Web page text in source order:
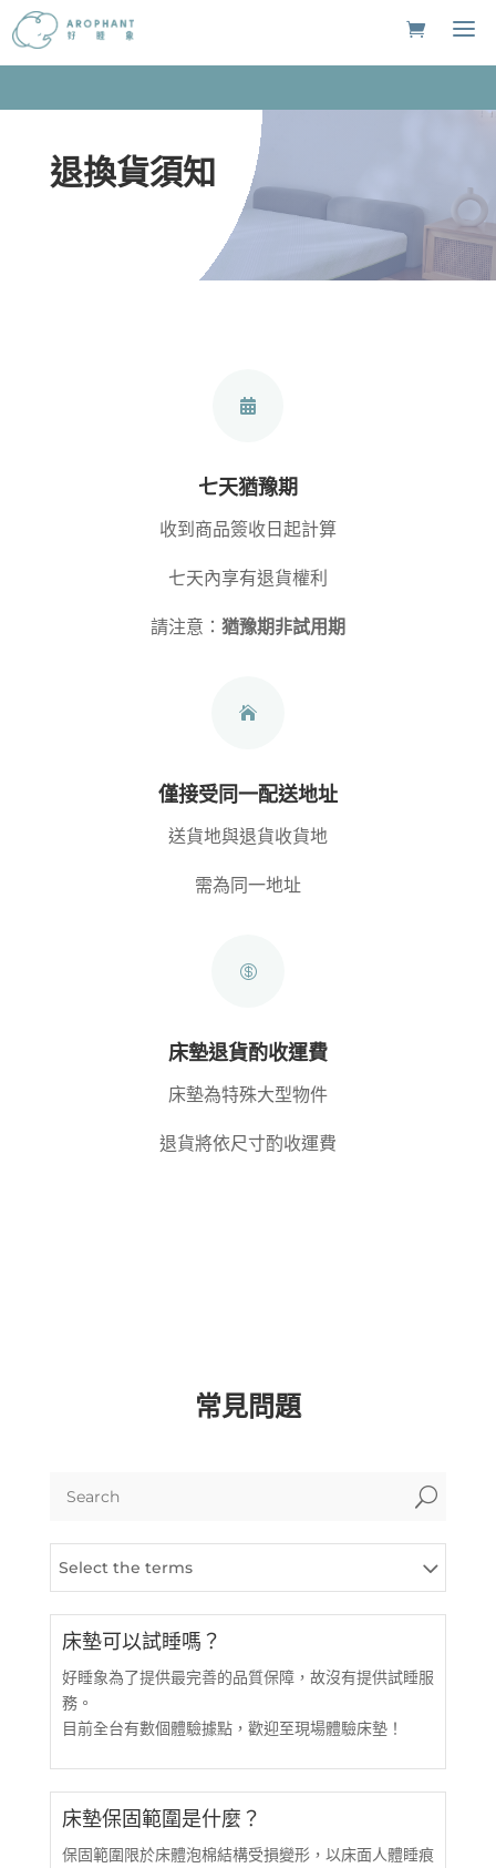
退換貨須知

七天猶豫期
收到商品簽收日起計算
七天內享有退貨權利
請注意： 猶豫期非試用期

僅接受同一配送地址
送貨地與退貨收貨地
需為同一地址

床墊退貨酌收運費
床墊為特殊大型物件
退貨將依尺寸酌收運費
常見問題
U
Select the terms
床墊可以試睡嗎？
好睡象為了提供最完善的品質保障，故沒有提供試睡服
務。
目前全台有數個體驗據點，歡迎至現場體驗床墊！
床墊保固範圍是什麼？
保固範圍限於床體泡棉結構受損變形，以床面人體睡痕